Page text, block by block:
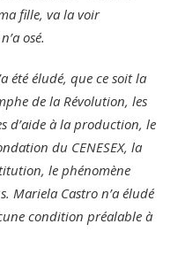
fille, va la voir
osé.
été éludé, que ce soit la
de la Révolution, les
d’aide à la production, le
du CENESEX, la
le phénomène
Mariela Castro n’a éludé
condition préalable à